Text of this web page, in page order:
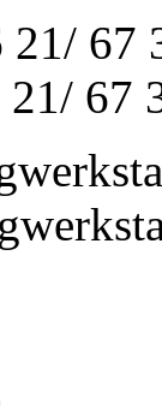
67
67